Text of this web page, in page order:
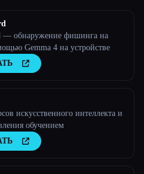
— обнаружение фишинга на
Gemma 4 на устройстве
искусственного интеллекта и
обучением